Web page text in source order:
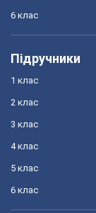
6 клас
Підручники
1 клас
2 клас
3 клас
4 клас
5 клас
6 клас